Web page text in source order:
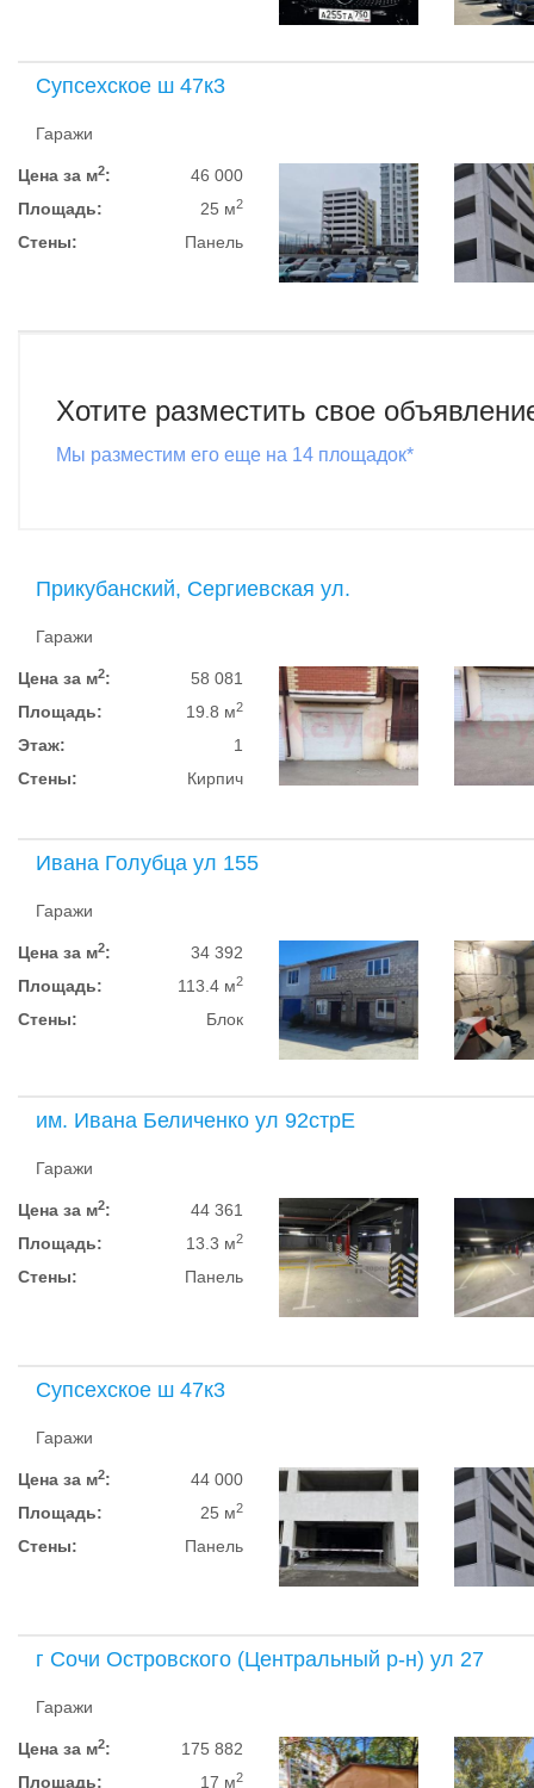
Супсехское ш 47к3
Гаражи
Цена за м2:
46 000
Площадь:
25 м2
Стены: Панель
Хотите разместить свое
Мы разместим его еще на 14 площадок*
Прикубанский, Сергиевская ул.
Гаражи
Цена за м2:
58 081
Площадь:
19.8 м2
Этаж:
1
Стены:
Кирпич
Ивана Голубца ул 155
Гаражи
Цена за м2:
34 392
Площадь:
113.4 м2
Стены: Блок
им. Ивана Беличенко ул 92стрЕ
Гаражи
Цена за м2:
44 361
Площадь:
13.3 м2
Стены: Панель
Супсехское ш 47к3
Гаражи
Цена за м2:
44 000
Площадь:
25 м2
Стены: Панель
г Сочи Островского (Центральный р-н) ул 27
Гаражи
Цена за м2:
175 882
Площадь:
17 м2